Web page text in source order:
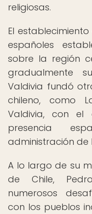
religiosas.
El
españoles
sobre la región
gradualmente
Valdivia fundó
chileno, como
Valdivia, con el
presencia
administración de
A lo largo de su
de Chile,
numerosos
con los pueblos